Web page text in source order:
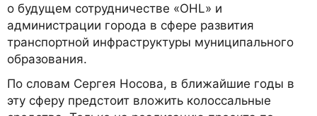
о будущем сотрудничестве «OHL» и
администрации города в сфере развития
транспортной инфраструктуры муниципального
образования.
По словам Сергея Носова, в ближайшие годы в
эту сферу предстоит вложить колоссальные